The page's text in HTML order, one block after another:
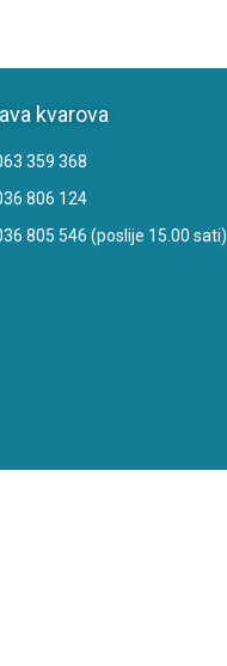
kvarova
359 368
806 124
805 546 (poslije 15.00 sati)